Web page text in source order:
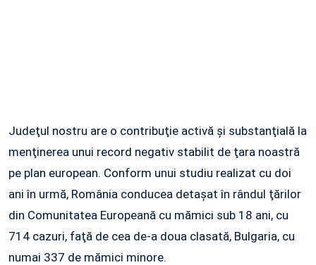
Judeţul nostru are o contribuţie activă şi substanţială la
menţinerea unui record negativ stabilit de ţara noastră
pe plan european. Conform unui studiu realizat cu doi
ani în urmă, România conducea detaşat în rândul ţărilor
din Comunitatea Europeană cu mămici sub 18 ani, cu
714 cazuri, faţă de cea de-a doua clasată, Bulgaria, cu
numai 337 de mămici minore.